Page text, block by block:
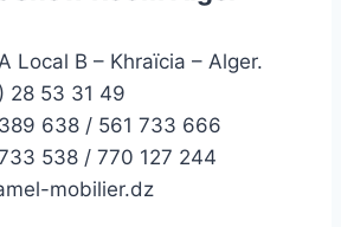
Local B – Khraïcia – Alger.
28 53 31 49
638 / 561 733 666
538 / 770 127 244
mobilier.dz